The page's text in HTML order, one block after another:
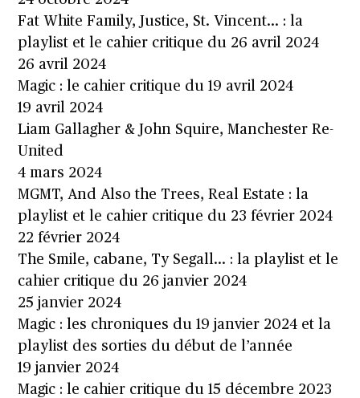
Fat White Family, Justice, St. Vincent… : la
playlist et le cahier critique du 26 avril 2024
26 avril 2024
Magic : le cahier critique du 19 avril 2024
19 avril 2024
Liam Gallagher & John Squire, Manchester Re-
United
4 mars 2024
MGMT, And Also the Trees, Real Estate : la
playlist et le cahier critique du 23 février 2024
22 février 2024
The Smile, cabane, Ty Segall… : la playlist et le
cahier critique du 26 janvier 2024
25 janvier 2024
Magic : les chroniques du 19 janvier 2024 et la
playlist des sorties du début de l’année
19 janvier 2024
Magic : le cahier critique du 15 décembre 2023